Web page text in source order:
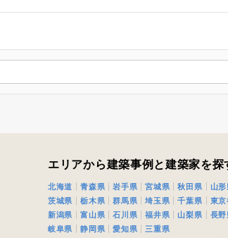
エリアから建築事例と建築家を探
北海道 青森県 岩手県 宮城県 秋田県 山形
茨城県
栃木県 群馬県 埼玉県 千葉県 東京
新潟県
富山県 石川県 福井県 山梨県
長野
岐阜県
静岡県 愛知県
三重県